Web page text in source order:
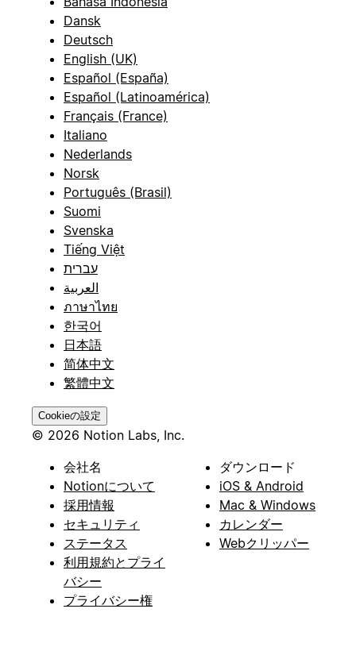
Dansk
Deutsch
English (UK)
Español (España)
Español (Latinoamérica)
Français (France)
Italiano
Nederlands
Norsk
Português (Brasil)
Suomi
Svenska
Tiếng Việt
עברית
العربية
ภาษาไทย
한국어
日本語
简体中文
繁體中文
Cookieの設定
© 2026 Notion Labs, Inc.
会社名
Notionについて
採用情報
セキュリティ
ステータス
利用規約とプライ
バシー
プライバシー権
ダウンロード
iOS & Android
Mac & Windows
カレンダー
Webクリッパー